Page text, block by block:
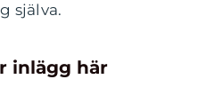
själva.
inlägg här